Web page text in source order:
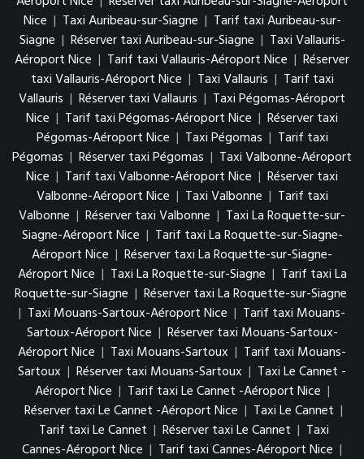
Nice | Taxi Auribeau-sur-Siagne | Tarif taxi Auribeau-sur-
Siagne | Réserver taxi Auribeau-sur-Siagne | Taxi Vallauris-
Aéroport Nice | Tarif taxi Vallauris-Aéroport Nice | Réserver
taxi Vallauris-Aéroport Nice | Taxi Vallauris | Tarif taxi
Vallauris | Réserver taxi Vallauris | Taxi Pégomas-Aéroport
Nice | Tarif taxi Pégomas-Aéroport Nice | Réserver taxi
Pégomas-Aéroport Nice | Taxi Pégomas | Tarif taxi
Pégomas | Réserver taxi Pégomas | Taxi Valbonne-Aéroport
Nice | Tarif taxi Valbonne-Aéroport Nice | Réserver taxi
Valbonne-Aéroport Nice | Taxi Valbonne | Tarif taxi
Valbonne | Réserver taxi Valbonne | Taxi La Roquette-sur-
Siagne-Aéroport Nice | Tarif taxi La Roquette-sur-Siagne-
Aéroport Nice | Réserver taxi La Roquette-sur-Siagne-
Aéroport Nice | Taxi La Roquette-sur-Siagne | Tarif taxi La
Roquette-sur-Siagne | Réserver taxi La Roquette-sur-Siagne
| Taxi Mouans-Sartoux-Aéroport Nice | Tarif taxi Mouans-
Sartoux-Aéroport Nice | Réserver taxi Mouans-Sartoux-
Aéroport Nice | Taxi Mouans-Sartoux | Tarif taxi Mouans-
Sartoux | Réserver taxi Mouans-Sartoux | Taxi Le Cannet -
Aéroport Nice | Tarif taxi Le Cannet -Aéroport Nice |
Réserver taxi Le Cannet -Aéroport Nice | Taxi Le Cannet |
Tarif taxi Le Cannet | Réserver taxi Le Cannet | Taxi
Cannes-Aéroport Nice | Tarif taxi Cannes-Aéroport Nice |